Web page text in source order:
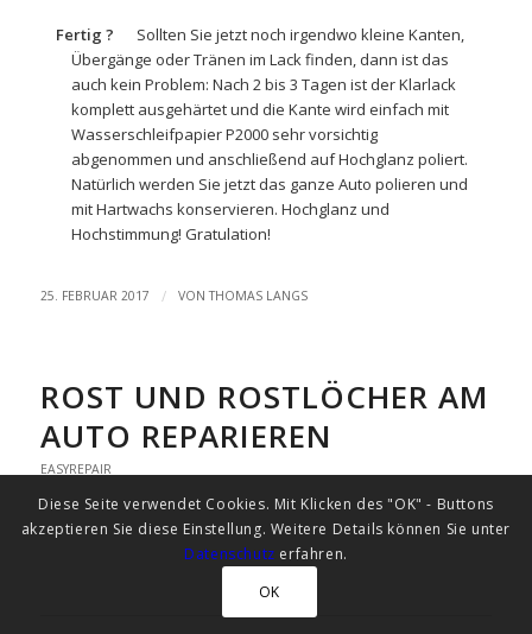
Fertig ?
Sollten Sie jetzt noch irgendwo kleine Kanten,
Übergänge oder Tränen im Lack finden, dann ist das
auch kein Problem: Nach 2 bis 3 Tagen ist der Klarlack
komplett ausgehärtet und die Kante wird einfach mit
WasserschleifpapierP2000 sehr vorsichtig
abgenommen und anschließend auf Hochglanz poliert.
Natürlich werden Sie jetzt das ganze Auto polieren und
mit Hartwachs konservieren. Hochglanz und
Hochstimmung! Gratulation!
25. FEBRUAR 2017 / VONTHOMAS LANGS
ROST UND ROSTLÖCHER AM
AUTO REPARIEREN
EASYREPAIR
Diese Seite verwendet Cookies. Mit Klicken des "OK" - Buttons
akzeptieren Sie diese Einstellung. Weitere Details können Sie unter
Datenschutz erfahren.
OK